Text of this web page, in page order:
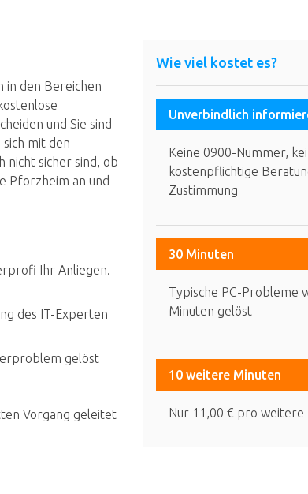
in den Bereichen
und Sie sind
mit den
nicht sicher sind, ob
Pforzheim an und
Ihr Anliegen.
des IT-Experten
gelöst
Vorgang geleitet
Wie viel kostet es?
Unverbindlich
Keine 0900-Nummer,
kostenpflichtige
Zustimmung
30 Minuten
Typische PC-Probleme
Minuten gelöst
10 weitere Minuten
Nur 11,00 € pro weitere